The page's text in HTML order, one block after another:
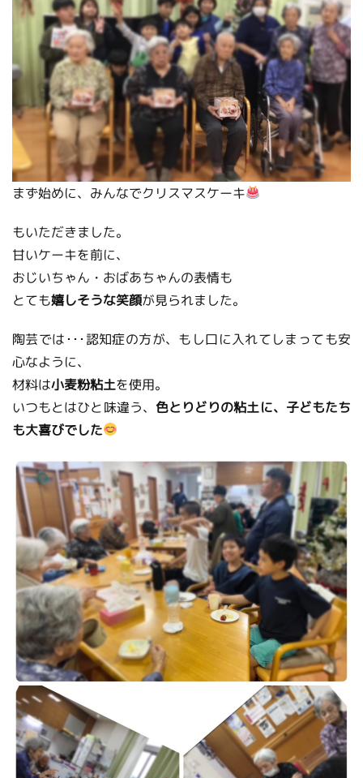
まず始めに、みんなでクリスマスケーキ
もいただきました。
甘いケーキを前に、
おじいちゃん・おばあちゃんの表情も
とても嬉しそうな笑顔が見られました。
陶芸では･･･認知症の方が、もし口に入れてしまっても安
心なように、
材料は小麦粉粘土を使用。
いつもとはひと味違う、 色とりどりの粘土に、子どもたち
も大喜びでした